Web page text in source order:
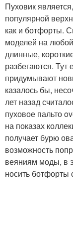
Пуховик
популярной
как и ботфорты.
моделей на
длинные,
разбегаются.
придумывают
казалось бы,
лет назад
пуховое пальто
на показах
получает бурю
возможность
веяниям моды, в
носить ботфорты